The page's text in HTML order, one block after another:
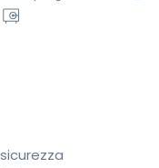
sicurezza